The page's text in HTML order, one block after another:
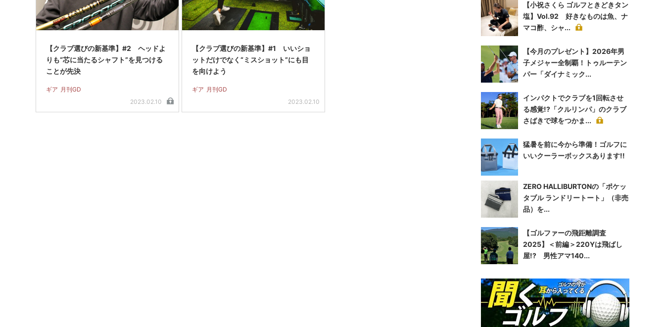
【クラブ選びの新基準】#2 ヘッドよ
りも“芯に当たるシャフト”を見つける
ことが先決
ギア 月刊GD
2023.02.10
【クラブ選びの新基準】#1 いいショ
ットだけでなく“ミスショット”にも目
を向けよう
ギア 月刊GD
2023.02.10
【小祝さくら ゴルフときどきタン
塩】Vol.92 好きなものは魚、ナ
マコ酢、シャ...
【今月のプレゼント】2026年男
子メジャー全制覇！トゥルーテン
パー「ダイナミック...
インパクトでクラブを1回転させ
る感覚!?「クルリンパ」のクラブ
さばきで球をつかま...
猛暑を前に今から準備！ゴルフに
いいクーラーボックスあります!!
ZERO HALLIBURTONの「ポケッ
タブル ランドリートート」（非売
品）を...
【ゴルファーの飛距離調査
2025】＜前編＞220Yは飛ばし
屋!? 男性アマ140...